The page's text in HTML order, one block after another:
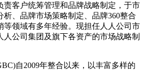
责客户统筹管理和品牌战略制定，于市
析、品牌市场策略制定、品牌360整合
等领域有多年经验。现担任人人公司市
人公司集团及旗下各资产的市场战略制
自2009年整合以来，以丰富多样的